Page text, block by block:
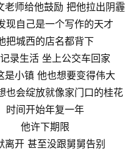
老师给他鼓励 把他拉出阴霾
现自己是一个写作的天才
把城西的店名都背下
录生活 坐上公交车回家
是小镇 他也想要变得伟大
也会绽放就像家门口的桂花
时间开始年复一年
他许下期限
离开 甚至没跟舅舅告别